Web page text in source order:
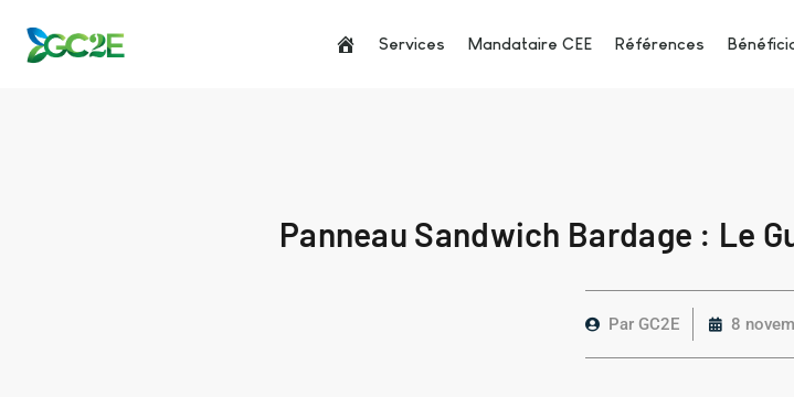
Services Mandataire CEE Références
Panneau Sandwich Bardage : Le
ParGC2E 8